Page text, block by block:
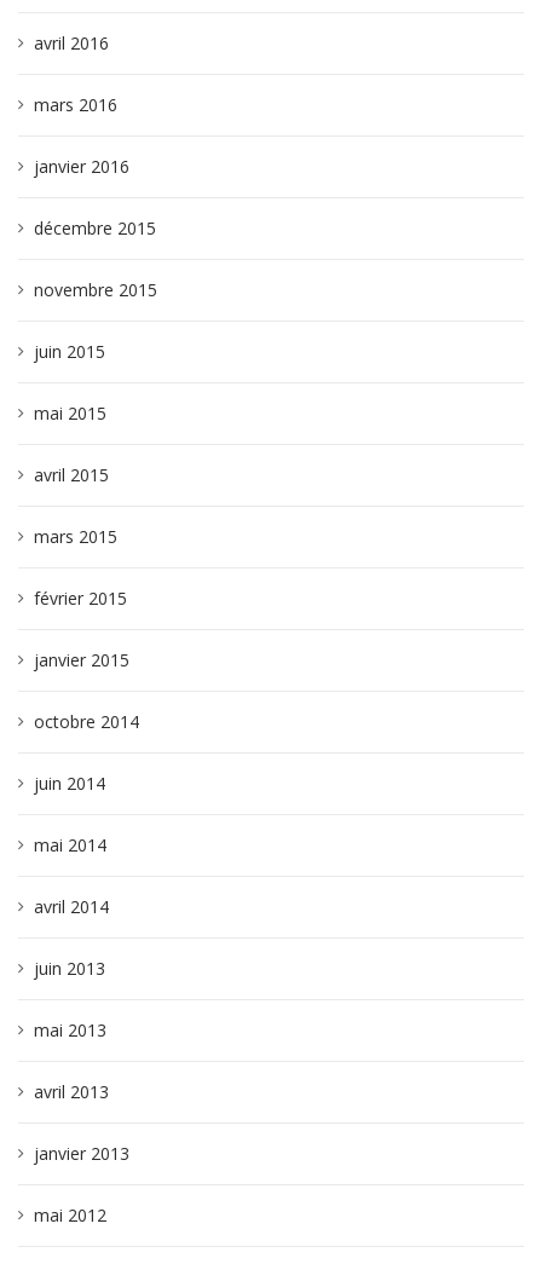
avril 2016
mars 2016
janvier 2016
décembre 2015
novembre 2015
juin 2015
mai 2015
avril 2015
mars 2015
février 2015
janvier 2015
octobre 2014
juin 2014
mai 2014
avril 2014
juin 2013
mai 2013
avril 2013
janvier 2013
mai 2012